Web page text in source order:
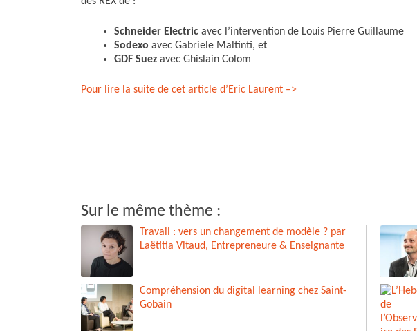
Schneider Electric avec l’intervention de Louis Pierre Guillaume
Sodexo avec Gabriele Maltinti, et
GDF Suez avec Ghislain Colom
Pour lire la suite de cet article d’Eric Laurent –>
Sur le même thème :
Travail : vers un changement de modèle ? par
Laëtitia Vitaud, Entrepreneure & Enseignante
Compréhension du digital learning chez Saint-
Gobain